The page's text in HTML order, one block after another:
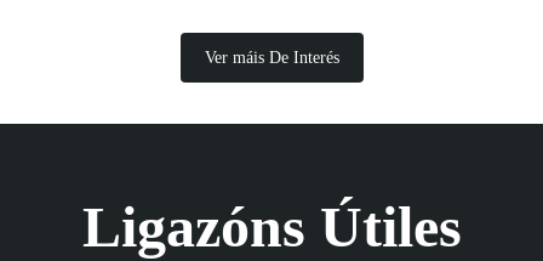
Ver máis De Interés
Ligazóns Útiles